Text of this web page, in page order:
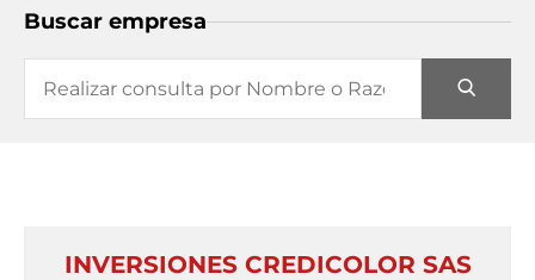
Buscar empresa
INVERSIONES CREDICOLOR SAS